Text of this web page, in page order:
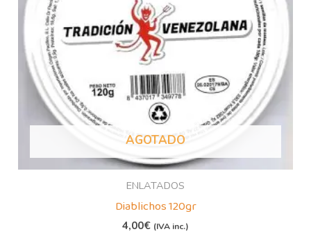
AGOTADO
ENLATADOS
Diablichos 120gr
4,00€ (IVA inc.)